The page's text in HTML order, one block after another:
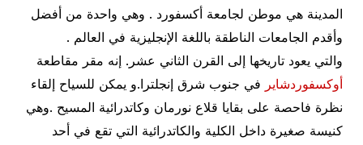
المدينة هي موطن لجامعة أكسفورد . وهي واحدة من أفضل
وأقدم الجامعات الناطقة باللغة الإنجليزية في العالم .
والتي يعود تاريخها إلى القرن الثاني عشر. إنه مقر مقاطعة
أوكسفوردشاير في جنوب شرق إنجلترا.و يمكن للسياح إلقاء
نظرة فاحصة على بقايا قلاع نورمان وكاتدرائية المسيح .وهي
كنيسة صغيرة داخل الكلية والكاتدرائية التي تقع في أحد